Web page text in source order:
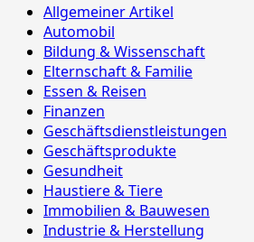
Allgemeiner Artikel
Automobil
Bildung & Wissenschaft
Elternschaft & Familie
Essen & Reisen
Finanzen
Geschäftsdienstleistungen
Geschäftsprodukte
Gesundheit
Haustiere & Tiere
Immobilien & Bauwesen
Industrie & Herstellung